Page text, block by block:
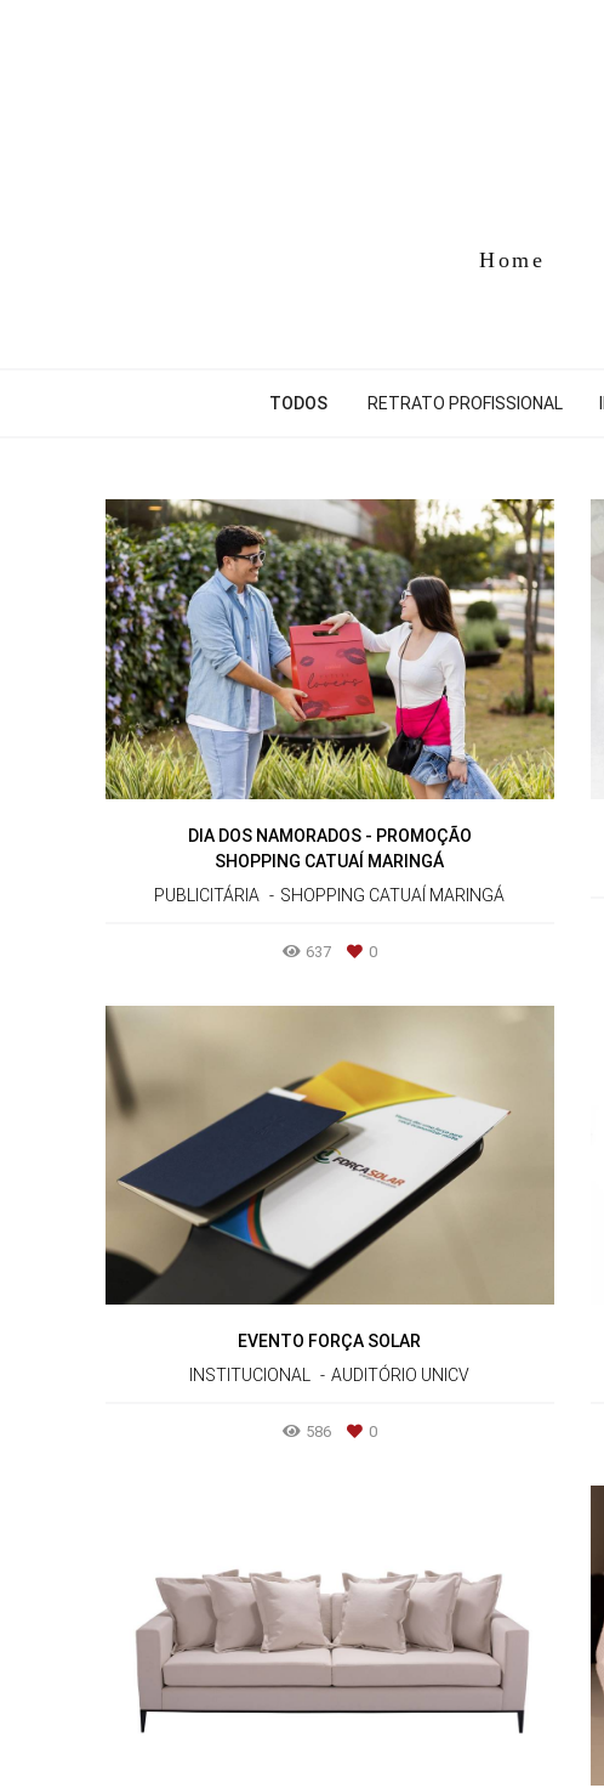
Home
TODOS RETRATO PROFISSIONAL
DIA DOS NAMORADOS - PROMOÇÃO
SHOPPING CATUAÍ MARINGÁ
PUBLICITÁRIA
SHOPPING CATUAÍ MARINGÁ
637 0
EVENTO FORÇA SOLAR
INSTITUCIONAL
AUDITÓRIO UNICV
586 0